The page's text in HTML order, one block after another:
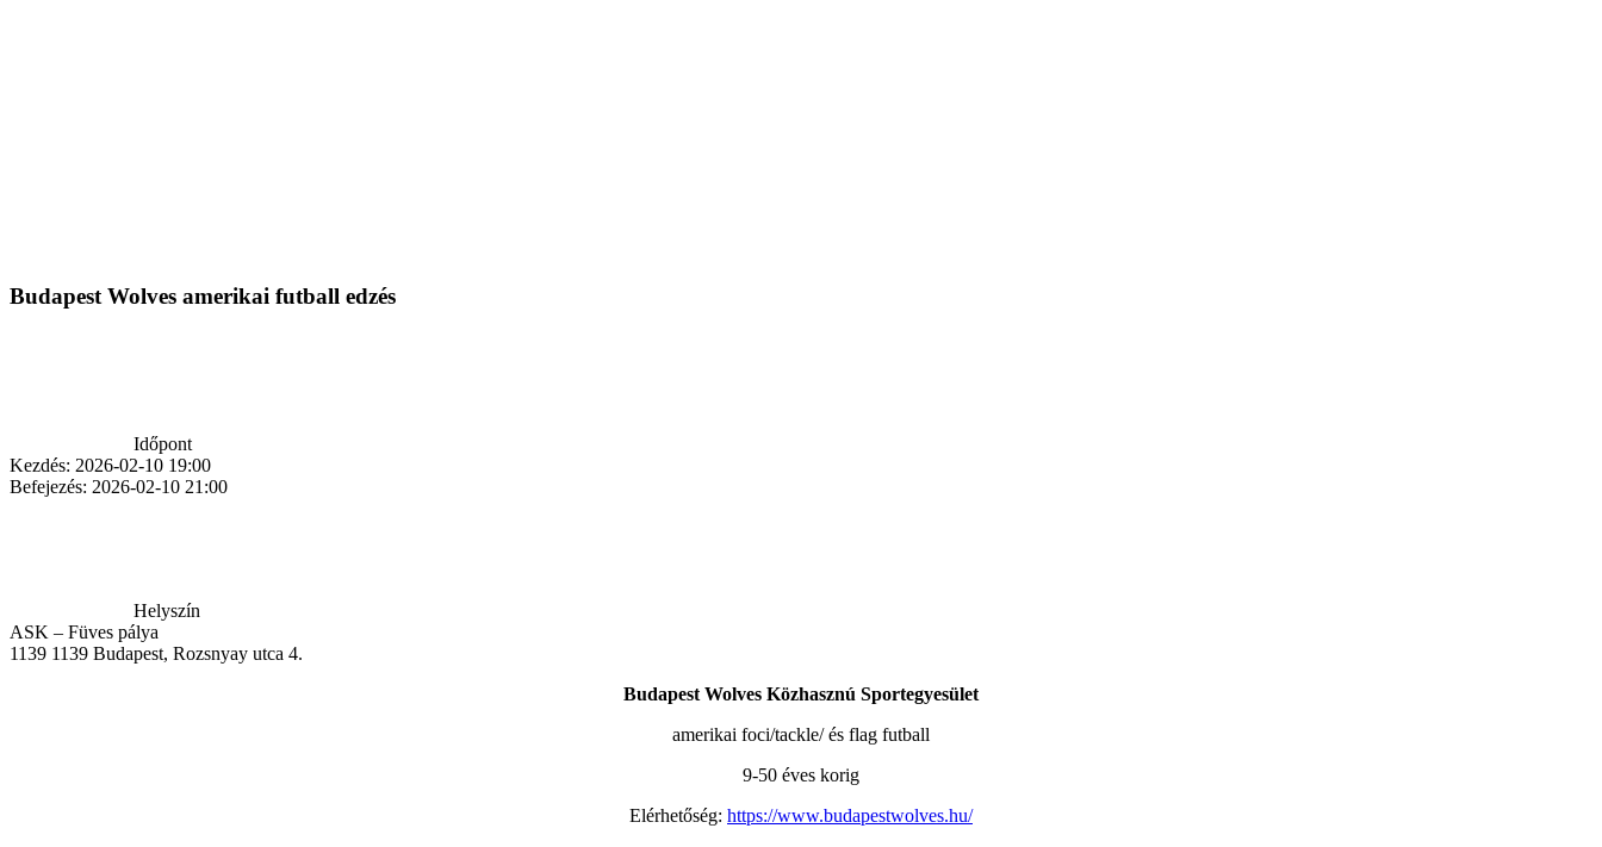
Budapest Wolves amerikai futball edzés
Időpont
Kezdés: 2026-02-10 19:00
Befejezés: 2026-02-10 21:00
Helyszín
ASK – Füves pálya
1139 1139 Budapest, Rozsnyay utca 4.
Budapest Wolves Közhasznú Sportegyesület
amerikai foci/tackle/ és flag futball
9-50 éves korig
Elérhetőség: https://www.budapestwolves.hu/